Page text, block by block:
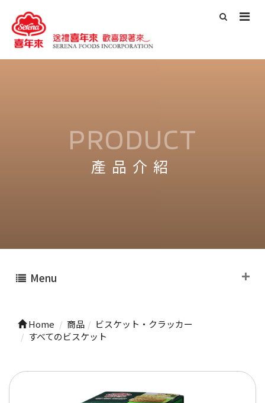
PRODUCT
產品介紹
Menu
Home 商品
ビスケット・クラッカー
すべてのビスケット